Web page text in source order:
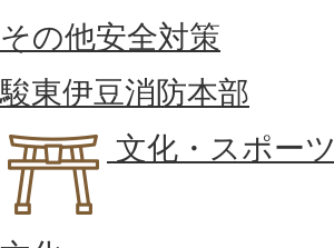
その他安全対策
駿東伊豆消防本部
文化・スポーツ